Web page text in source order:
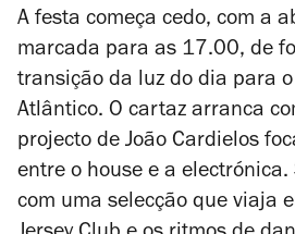
A festa começa cedo, com a
marcada para as 17.00, de
transição da luz do dia para
Atlântico. O cartaz arranca
projecto de João Cardielos
entre o house e a electrónica.
com uma selecção que viaja